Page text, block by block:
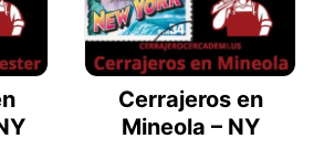
Cerrajeros en
Mineola – NY